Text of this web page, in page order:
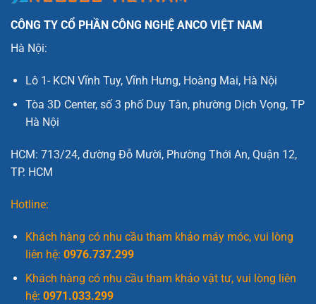
CÔNG TY CỔ PHẦN CÔNG NGHỆ ANCO VIỆT NAM
Hà Nội:
Lô 1- KCN Vĩnh Tuy, Vĩnh Hưng, Hoàng Mai, Hà Nội
Tòa 3D Center, số 3 phố Duy Tân, phường Dịch Vọng, TP
Hà Nội
HCM: 713/24, đường Đỗ Mười, Phường Thới An, Quận 12,
TP. HCM
Hotline:
Khách hàng có nhu cầu tham khảo máy móc, vui lòng
liên hệ: 0976.737.299
Khách hàng có nhu cầu tham khảo vật tư, vui lòng liên
hệ: 0971.033.299